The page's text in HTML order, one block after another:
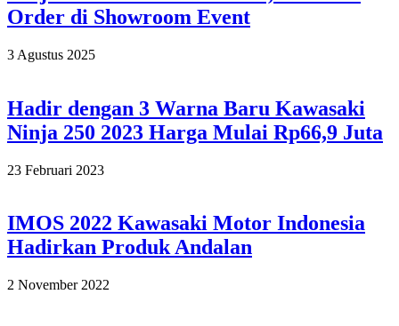
Order di Showroom Event
2025-
3 Agustus 2025
Hadir dengan 3 Warna Baru Kawasaki
Ninja 250 2023 Harga Mulai Rp66,9 Juta
2023-
23 Februari 2023
IMOS 2022 Kawasaki Motor Indonesia
Hadirkan Produk Andalan
2022-
2 November 2022